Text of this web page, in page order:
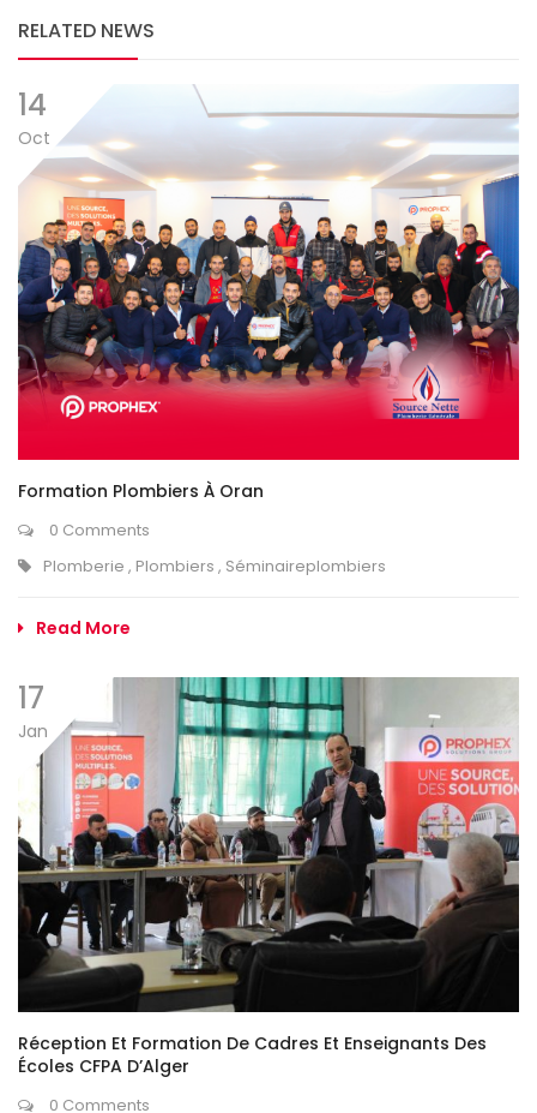
RELATED NEWS
14
Oct
Formation Plombiers À Oran
0 Comments
Plomberie , Plombiers , Séminaireplombiers
Read More
17
Jan
Réception Et Formation De Cadres Et Enseignants Des
Écoles CFPA D’Alger
0 Comments